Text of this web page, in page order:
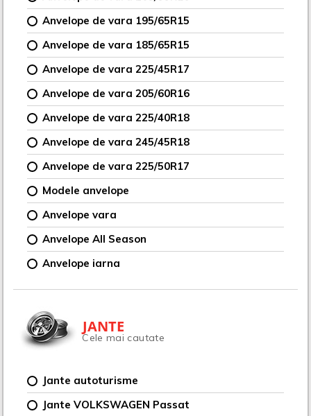
Anvelope de vara 195/65R15
Anvelope de vara 185/65R15
Anvelope de vara 225/45R17
Anvelope de vara 205/60R16
Anvelope de vara 225/40R18
Anvelope de vara 245/45R18
Anvelope de vara 225/50R17
Modele anvelope
Anvelope vara
Anvelope All Season
Anvelope iarna
JANTE
Cele mai cautate
Jante autoturisme
Jante VOLKSWAGEN Passat